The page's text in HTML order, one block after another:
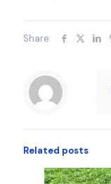
Share
Related posts